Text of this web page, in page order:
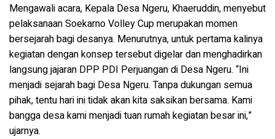
Mengawali acara, Kepala Desa Ngeru, Khaeruddin, menyebut
pelaksanaan Soekarno Volley Cup merupakan momen
bersejarah bagi desanya. Menurutnya, untuk pertama kalinya
kegiatan dengan konsep tersebut digelar dan menghadirkan
langsung jajaran DPP PDI Perjuangan di Desa Ngeru. “Ini
menjadi sejarah bagi Desa Ngeru. Tanpa dukungan semua
pihak, tentu hari ini tidak akan kita saksikan bersama. Kami
bangga desa kami menjadi tuan rumah kegiatan besar ini,”
ujarnya.